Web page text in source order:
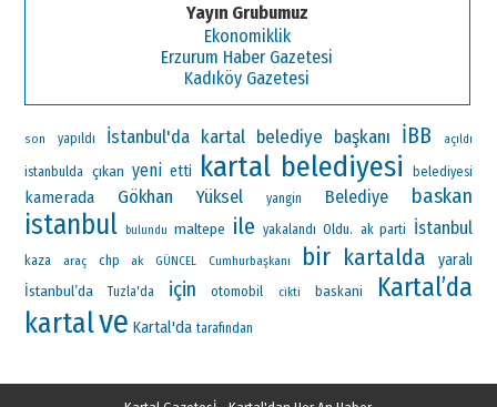
Yayın Grubumuz
Ekonomiklik
Erzurum Haber Gazetesi
Kadıköy Gazetesi
son yapıldı İstanbul'da kartal belediye başkanı İBB açıldı
istanbulda çıkan yeni etti kartal belediyesi belediyesi
kamerada Gökhan Yüksel yangin Belediye baskan
istanbul bulundu maltepe ile yakalandı Oldu. ak parti İstanbul
kaza araç chp ak GÜNCEL Cumhurbaşkanı bir kartalda
yaralı
İstanbul’da
Tuzla'da için otomobil cikti baskani Kartal’da
kartalve Kartal'da tarafından